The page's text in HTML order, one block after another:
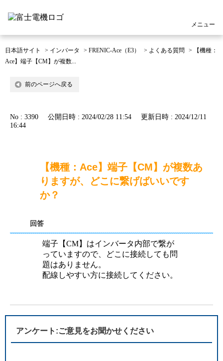
メニュー
日本語サイト > インバータ > FRENIC-Ace（E3） > よくある質問 >
【機種：
Ace】端子【CM】が複数...
前のページへ戻る
No : 3390 公開日時 : 2024/02/28 11:54
更新日時 : 2024/12/11
16:44
【機種：Ace】端子【CM】が複数あ
りますが、どこに繋げばいいです
か？
回答
端子【CM】はインバータ内部で繋が
っていますので、どこに接続しても問
題はありません。
配線しやすい方に接続してください。
アンケート:ご意見をお聞かせください